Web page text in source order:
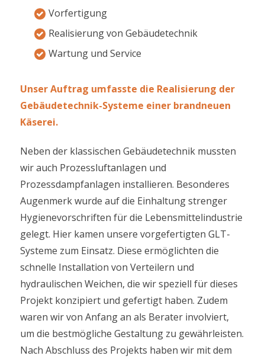
Vorfertigung
Realisierung von Gebäudetechnik
Wartung und Service
Unser Auftrag umfasste die Realisierung der
Gebäudetechnik-Systeme einer brandneuen
Käserei.
Neben der klassischen Gebäudetechnik mussten
wir auch Prozessluftanlagen und
Prozessdampfanlagen installieren. Besonderes
Augenmerk wurde auf die Einhaltung strenger
Hygienevorschriften für die Lebensmittelindustrie
gelegt. Hier kamen unsere vorgefertigten GLT-
Systeme zum Einsatz. Diese ermöglichten die
schnelle Installation von Verteilern und
hydraulischen Weichen, die wir speziell für dieses
Projekt konzipiert und gefertigt haben. Zudem
waren wir von Anfang an als Berater involviert,
um die bestmögliche Gestaltung zu gewährleisten.
Nach Abschluss des Projekts haben wir mit dem